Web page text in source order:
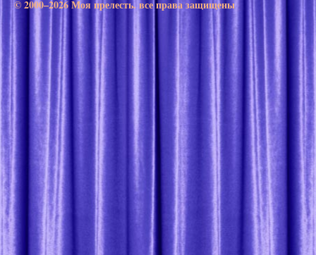
© 2000–2026 Моя прелесть. все права защищены